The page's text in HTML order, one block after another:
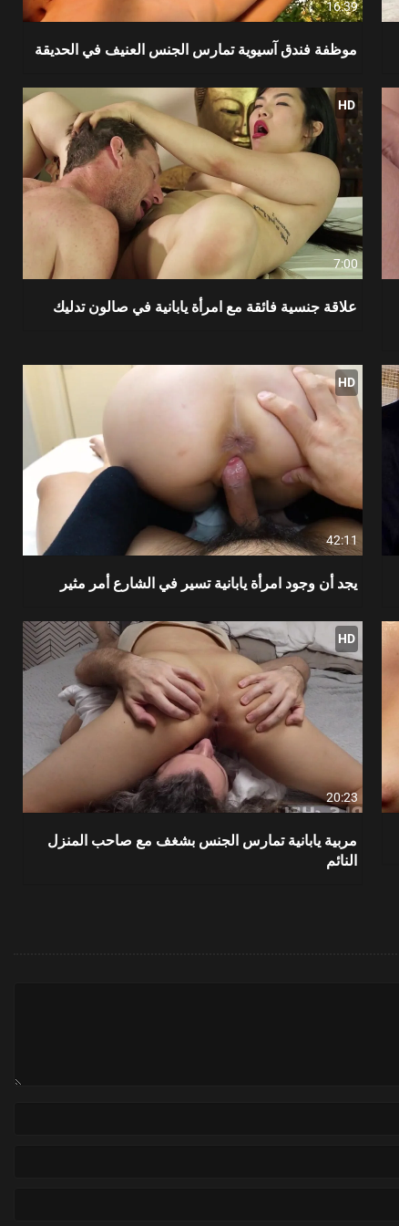
16:39
موظفة فندق آسيوية تمارس الجنس العنيف في الحديقة
HD
7:00
علاقة جنسية فائقة مع امرأة يابانية في صالون تدليك
HD
42:11
يجد أن وجود امرأة يابانية تسير في الشارع أمر مثير
HD
20:23
مربية يابانية تمارس الجنس بشغف مع صاحب المنزل
النائم